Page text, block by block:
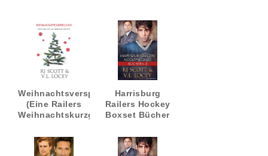
Weihnachtsversprechen
(Eine Railers
Weihnachtskurzgeschichte)
Harrisburg
Railers Hockey
Boxset Bücher